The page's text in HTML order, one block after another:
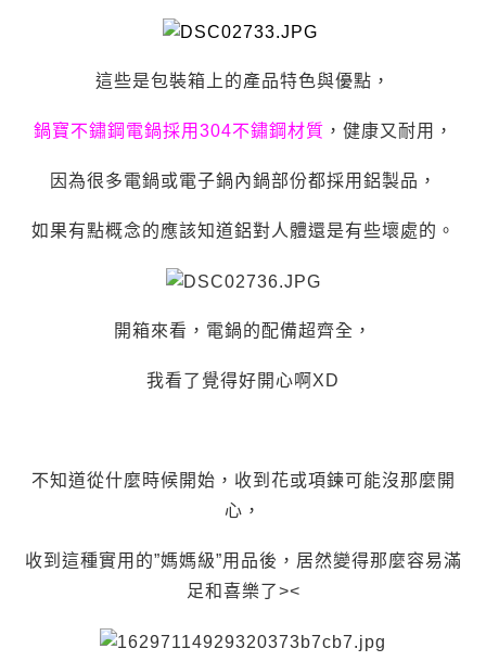
這些是包裝箱上的產品特色與優點，
鍋寶不鏽鋼電鍋採用304不鏽鋼材質 ，健康又耐用，
因為很多電鍋或電子鍋內鍋部份都採用鋁製品，
如果有點概念的應該知道鋁對人體還是有些壞處的。
開箱來看，電鍋的配備超齊全，
我看了覺得好開心啊XD
不知道從什麼時候開始，收到花或項鍊可能沒那麼開
心，
收到這種實用的”媽媽級”用品後，居然變得那麼容易滿
足和喜樂了><